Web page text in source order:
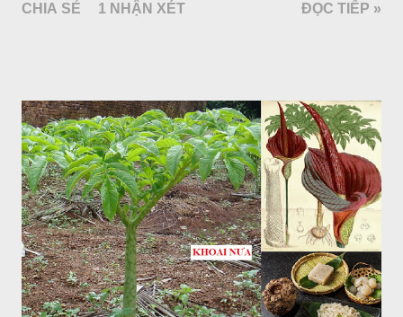
đối hình trứng hay 3 cạnh, dài 2-6cm, rộng 1-3cm, mép có
CHIA SẺ 1 NHẬN XÉT ĐỌC TIẾP »